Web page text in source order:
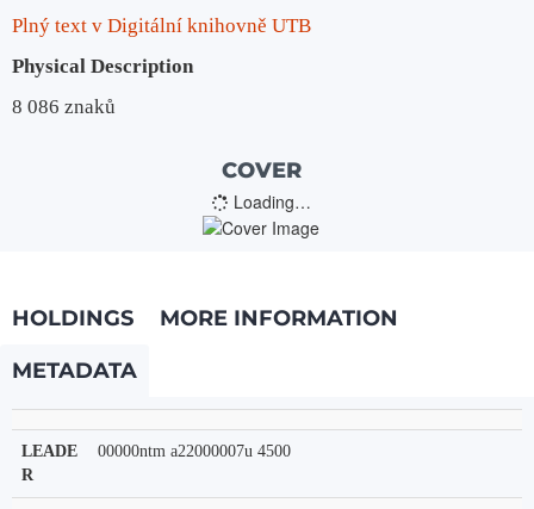
Plný text v Digitální knihovně UTB
Physical Description
8 086 znaků
COVER
Loading…
HOLDINGS
MORE INFORMATION
METADATA
LEADE
R
00000ntm a22000007u 4500